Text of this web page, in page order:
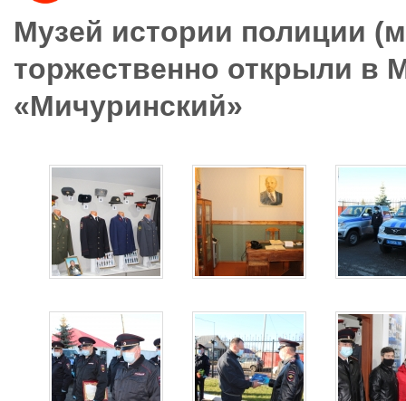
Музей истории полиции
торжественно открыли
«Мичуринский»